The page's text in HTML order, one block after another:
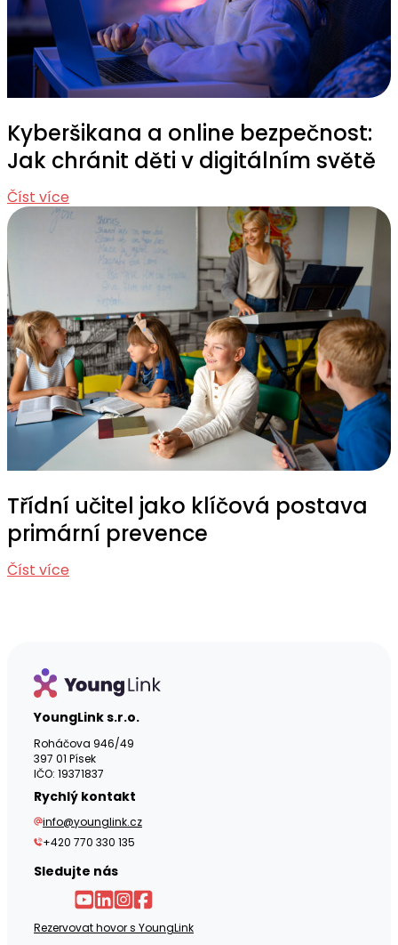
Kyberšikana a online bezpečnost:
Jak chránit děti v digitálním světě
Číst více
Třídní učitel jako klíčová postava
primární prevence
Číst více
YoungLink s.r.o.
Roháčova 946/49
397 01 Písek
IČO: 19371837
Rychlý kontakt
info@younglink.cz
+420 770 330 135
Sledujte nás
Rezervovat hovor s YoungLink